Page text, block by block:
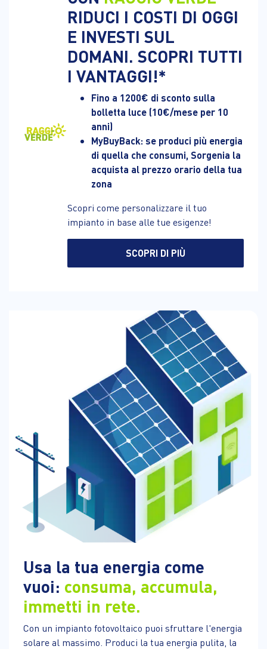
RIDUCI I COSTI DI OGGI
E INVESTI SUL
DOMANI. SCOPRI TUTTI
I VANTAGGI!*
Fino a 1200€ di sconto sulla
bolletta luce (10€/mese per 10
anni)
MyBuyBack: se produci più energia
di quella che consumi, Sorgenia la
acquista al prezzo orario della tua
zona
Scopri come personalizzare il tuo
impianto in base alle tue esigenze!
SCOPRI DI PIÙ
Usa la tua energia come
vuoi: consuma, accumula,
immetti in rete.
Con un impianto fotovoltaico puoi sfruttare l'energia
solare al massimo. Produci la tua energia pulita, la